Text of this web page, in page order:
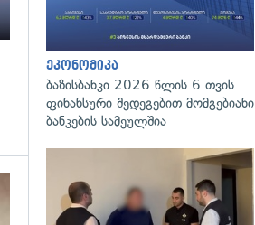
გადახედვა
ეკონომიკა
ბაზისბანკი 2026 წლის 6 თვის
ფინანსური შედეგებით მომგებიანი
ბანკების სამეულშია